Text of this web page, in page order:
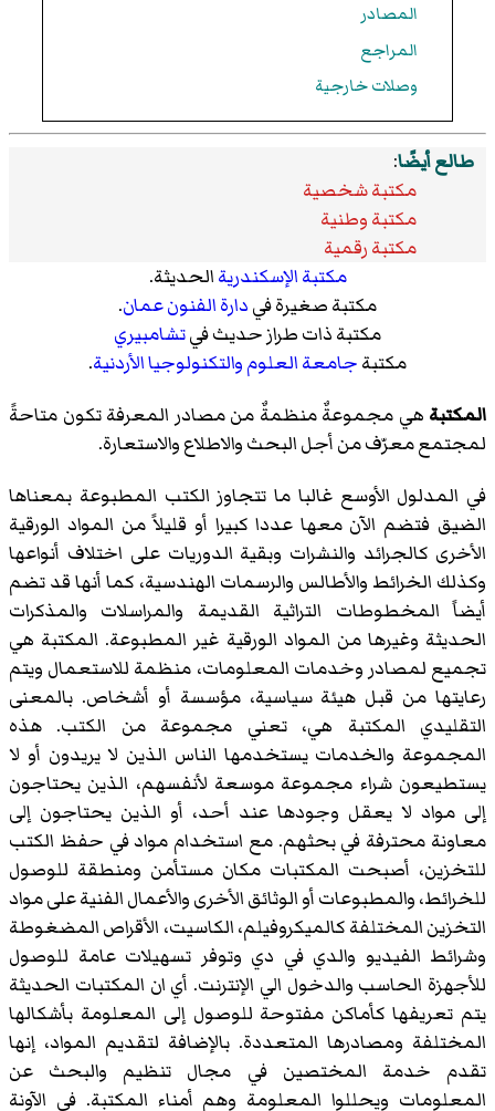
المصادر
المراجع
وصلات خارجية
طالع أيضًا:
مكتبة شخصية
مكتبة وطنية
مكتبة رقمية
مكتبة الإسكندريةالحديثة.
مكتبة صغيرة فيدارة الفنونعمان.
مكتبة ذات طراز حديث فيتشامبيري
مكتبةجامعة العلوم والتكنولوجيا الأردنية.
المكتبة هي مجموعةٌ منظمةٌ من مصادر المعرفة تكون متاحةً
لمجتمع معرّف من أجل البحث والاطلاع والاستعارة.
في المدلول الأوسع غالبا ما تتجاوز الكتب المطبوعة بمعناها
الضيق فتضم الآن معها عددا كبيرا أو قليلاً من المواد الورقية
الأخرى كالجرائد والنشرات وبقية الدوريات على اختلاف أنواعها
وكذلك الخرائط والأطالس والرسمات الهندسية، كما أنها قد تضم
أيضاً المخطوطات التراثية القديمة والمراسلات والمذكرات
الحديثة وغيرها من المواد الورقية غير المطبوعة. المكتبة هي
تجميع لمصادر وخدمات المعلومات، منظمة للاستعمال ويتم
رعايتها من قبل هيئة سياسية، مؤسسة أو أشخاص. بالمعنى
التقليدي المكتبة هي، تعني مجموعة من الكتب. هذه
المجموعة والخدمات يستخدمها الناس الذين لا يريدون أو لا
يستطيعون شراء مجموعة موسعة لأنفسهم، الذين يحتاجون
إلى مواد لا يعقل وجودها عند أحد، أو الذين يحتاجون إلى
معاونة محترفة في بحثهم. مع استخدام مواد في حفظ الكتب
للتخزين، أصبحت المكتبات مكان مستأمن ومنطقة للوصول
للخرائط، والمطبوعات أو الوثائق الأخرى والأعمال الفنية على مواد
التخزين المختلفة كالميكروفيلم، الكاسيت، الأقراص المضغوطة
وشرائط الفيديو والدي في دي وتوفر تسهيلات عامة للوصول
للأجهزة الحاسب والدخول الي الإنترنت. أي ان المكتبات الحديثة
يتم تعريفها كأماكن مفتوحة للوصول إلى المعلومة بأشكالها
المختلفة ومصادرها المتعددة. بالإضافة لتقديم المواد، إنها
تقدم خدمة المختصين في مجال تنظيم والبحث عن
المعلومات ويحللوا المعلومة وهم أمناء المكتبة. في الآونة